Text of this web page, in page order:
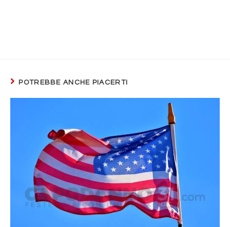
POTREBBE ANCHE PIACERTI